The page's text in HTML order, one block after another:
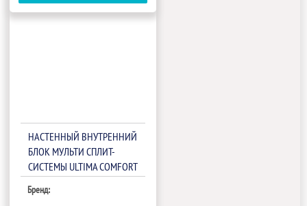
НАСТЕННЫЙ ВНУТРЕННИЙ
БЛОК МУЛЬТИ СПЛИТ-
СИСТЕМЫ ULTIMA COMFORT
Бренд: